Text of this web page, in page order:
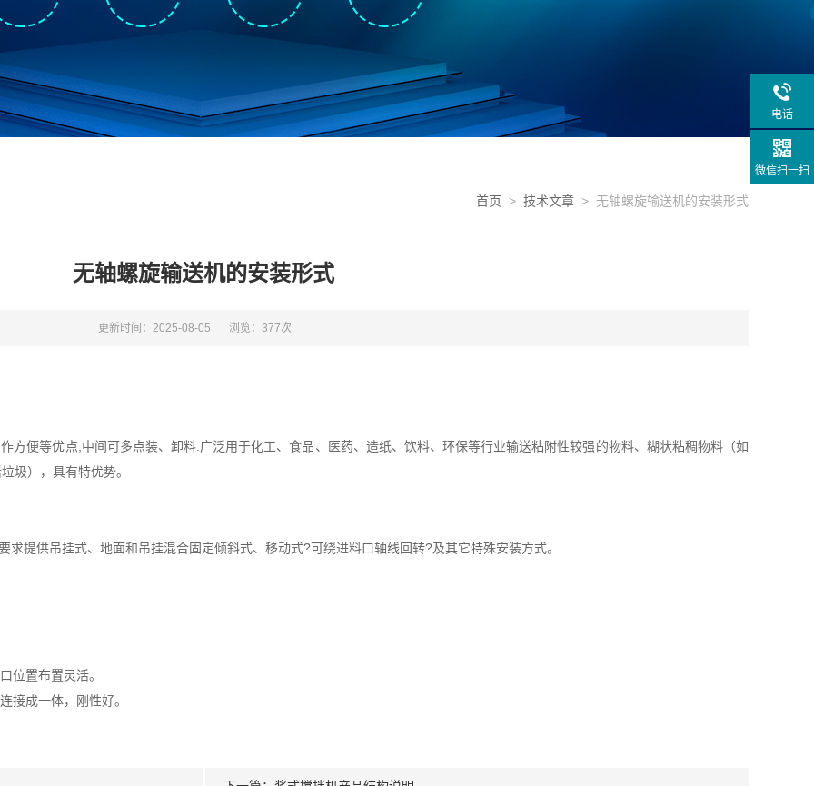
首页 > 技术文章 > 无轴螺旋输送机的安装形式
无轴螺旋输送机的安装形式
更新时间：2025-08-05 浏览：377次
便等优点,中间可多点装、卸料.广泛用于化工、食品、医药、造纸、饮料、环保等行业输送粘附性较强的物料、糊状粘稠物料（如
圾），具有特优势。
提供吊挂式、地面和吊挂混合固定倾斜式、移动式?可绕进料口轴线回转?及其它特殊安装方式。
位置布置灵活。
接成一体，刚性好。
电话
微信扫一扫